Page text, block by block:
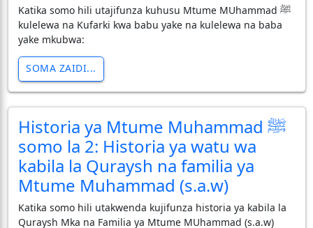
Katika somo hili utajifunza kuhusu Mtume MUhammad ﷺ
kulelewa na Kufarki kwa babu yake na kulelewa na baba
yake mkubwa:
SOMA ZAIDI...
Historia ya Mtume Muhammad ﷺ
somo la 2: Historia ya watu wa
kabila la Quraysh na familia ya
Mtume Muhammad (s.a.w)
Katika somo hili utakwenda kujifunza historia ya kabila la
Quraysh Mka na Familia ya Mtume MUhammad (s.a.w)